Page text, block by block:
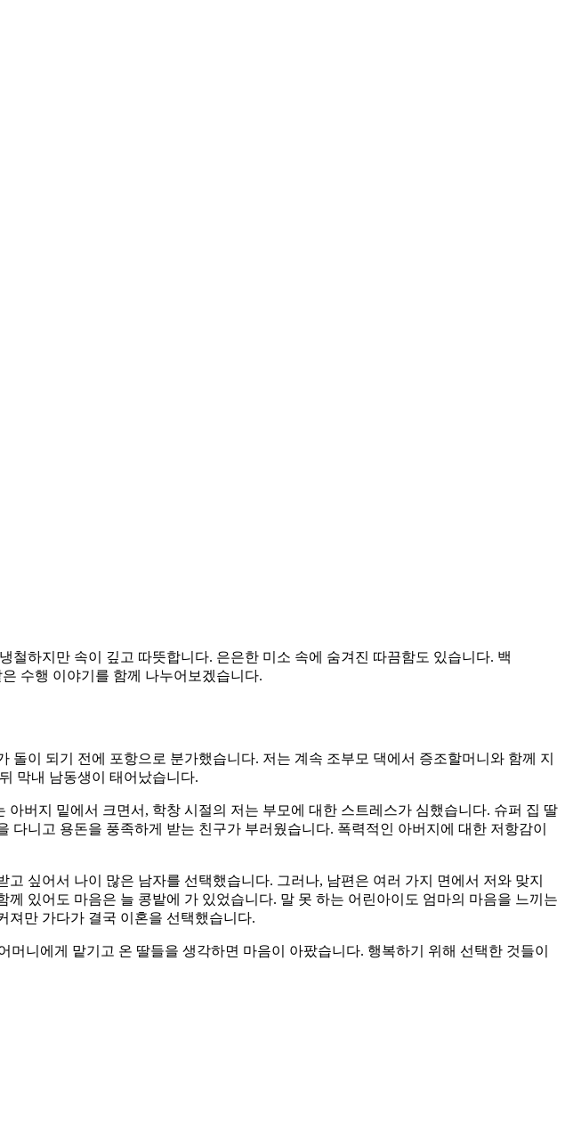
하지만 속이 깊고 따뜻합니다. 은은한 미소 속에 숨겨진 따끔함도 있습니다. 백
수행 이야기를 함께 나누어보겠습니다.
이 되기 전에 포항으로 분가했습니다. 저는 계속 조부모 댁에서 증조할머니와 함께 지
막내 남동생이 태어났습니다.
버지 밑에서 크면서, 학창 시절의 저는 부모에 대한 스트레스가 심했습니다. 슈퍼 집 딸
니고 용돈을 풍족하게 받는 친구가 부러웠습니다. 폭력적인 아버지에 대한 저항감이
싶어서 나이 많은 남자를 선택했습니다. 그러나, 남편은 여러 가지 면에서 저와 맞지
있어도 마음은 늘 콩밭에 가 있었습니다. 말 못 하는 어린아이도 엄마의 마음을 느끼는
져만 가다가 결국 이혼을 선택했습니다.
니에게 맡기고 온 딸들을 생각하면 마음이 아팠습니다. 행복하기 위해 선택한 것들이